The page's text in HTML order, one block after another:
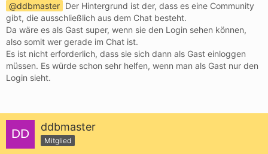
ddbmaster Der Hintergrund ist der, dass es eine Community
gibt, die ausschließlich aus dem Chat besteht.
Da wäre es als Gast super, wenn sie den Login sehen können,
also somit wer gerade im Chat ist.
Es ist nicht erforderlich, dass sie sich dann als Gast einloggen
müssen. Es würde schon sehr helfen, wenn man als Gast nur den
Login sieht.
ddbmaster
Mitglied